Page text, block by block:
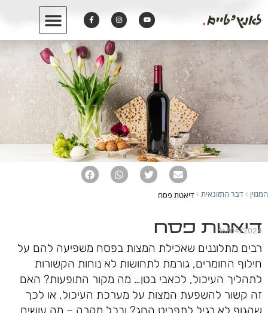
המגזין › דבר התזונאית › דיאטת פסח
דיאטת פסח
16/04/2024
רבים מתלוננים שאכילת המצות בפסח משפיעה להם על
חילוף החומרים, גורמת לתחושות לא נוחות הקשורות
לתהליך העיכול, לכאבי בטן… מה מקור התופעות? האם
זה קשור להשפעת המצות על מערכת העיכול, או לכך
שהגוף לא רגיל לתפריט החג? ובכל מקרה – מה עושים